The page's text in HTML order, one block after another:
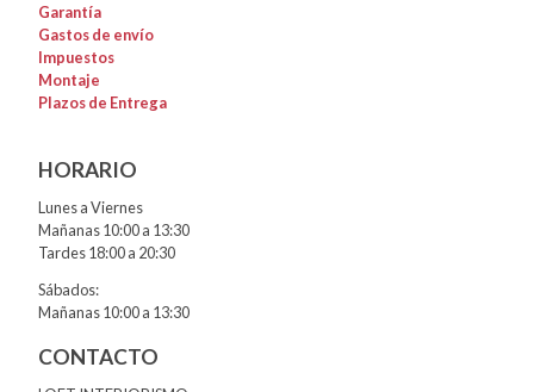
Garantía
Gastos de envío
Impuestos
Montaje
Plazos de Entrega
HORARIO
Lunes a Viernes
Mañanas 10:00 a 13:30
Tardes 18:00 a 20:30
Sábados:
Mañanas 10:00 a 13:30
CONTACTO